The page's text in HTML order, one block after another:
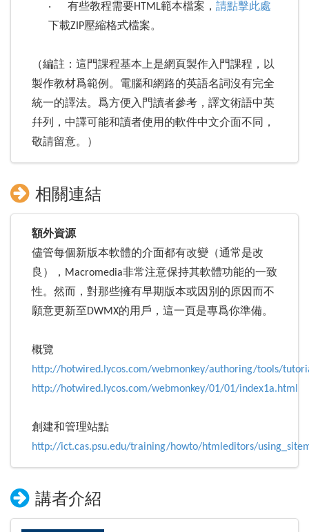
‧ 有些教程需要HTML範本檔案， 請點擊此處
下載ZIP壓縮格式檔案。
（編註：這門課程基本上是網頁製作入門課程，以
製作教材爲範例。電腦和網路的英語名詞沒有完全
統一的譯法。爲方便入門讀者參考，譯文術語中英
幷列，中譯可能和讀者使用的軟件中文介面不同，
敬請留意。）
相關連結
額外資源
儘管每個新版本軟體的介面都有改變（通常是改
良），Macromedia非常注意保持其軟體功能的一致
性。然而，對那些擁有早期版本或因別的原因而不
願意更新至DWMX的用戶，這一頁是專爲你準備。
概覽
http://hotwired.lycos.com/webmonkey/authoring/tools/
http://hotwired.lycos.com/webmonkey/01/01/index1a.html
創建和管理站點
http://ict.cas.psu.edu/training/howto/htmleditors/
講者介紹